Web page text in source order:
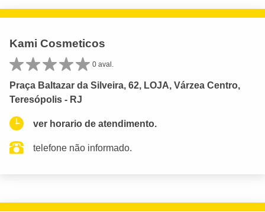
Kami Cosmeticos
0 aval.
Praça Baltazar da Silveira, 62, LOJA, Várzea Centro,
Teresópolis - RJ
ver horario de atendimento.
telefone não informado.